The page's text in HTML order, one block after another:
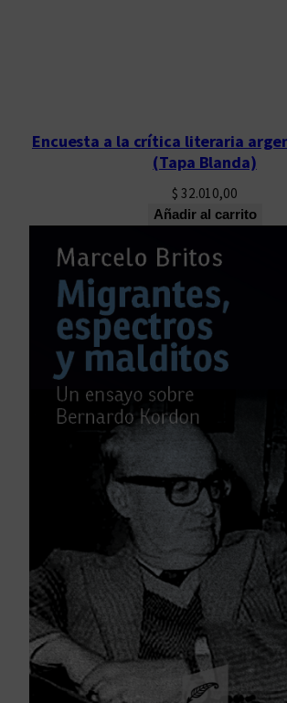
Encuesta a la crítica literaria
(Tapa Blanda)
$ 32.010,00
Añadir al carrito